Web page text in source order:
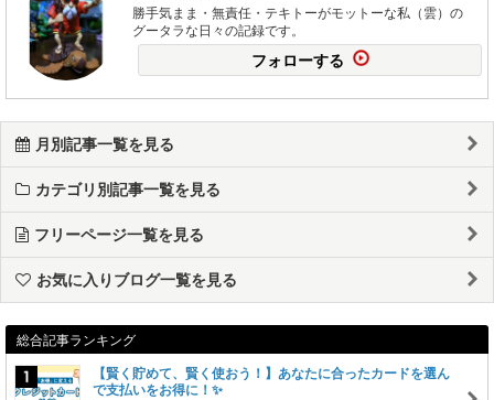
勝手気まま・無責任・テキトーがモットーな私（雲）の
グータラな日々の記録です。
フォローする
月別記事一覧を見る
カテゴリ別記事一覧を見る
フリーページ一覧を見る
お気に入りブログ一覧を見る
総合記事ランキング
【賢く貯めて、賢く使おう！】あなたに合ったカードを選ん
で支払いをお得に！✨